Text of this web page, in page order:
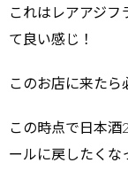
これはレアアジフ
て良い感じ！
このお店に来たら
この時点で日本酒
ールに戻したくな